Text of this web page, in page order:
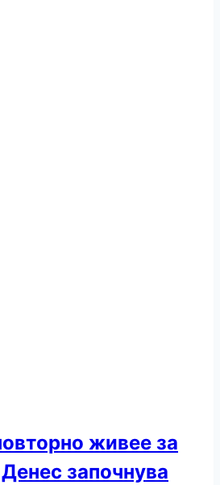
живее за
започнува